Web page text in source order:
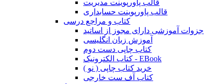
قالب پاورپوینت مدیریت
قالب پاورپوینت حسابداری
کتاب و مراجع درسی
جزوات آموزشی دارای مجوز از اساتید
آموزش زبان انگلیسی
کتاب چاپی دست دوم
کتاب الکترونیک - EBook
خرید کتاب چاپی ( نو )
کتاب آف ست خارجی